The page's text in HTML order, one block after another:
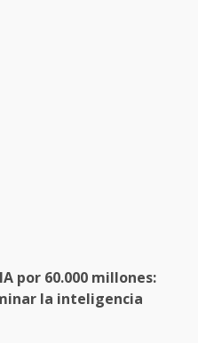
por 60.000 millones:
la inteligencia